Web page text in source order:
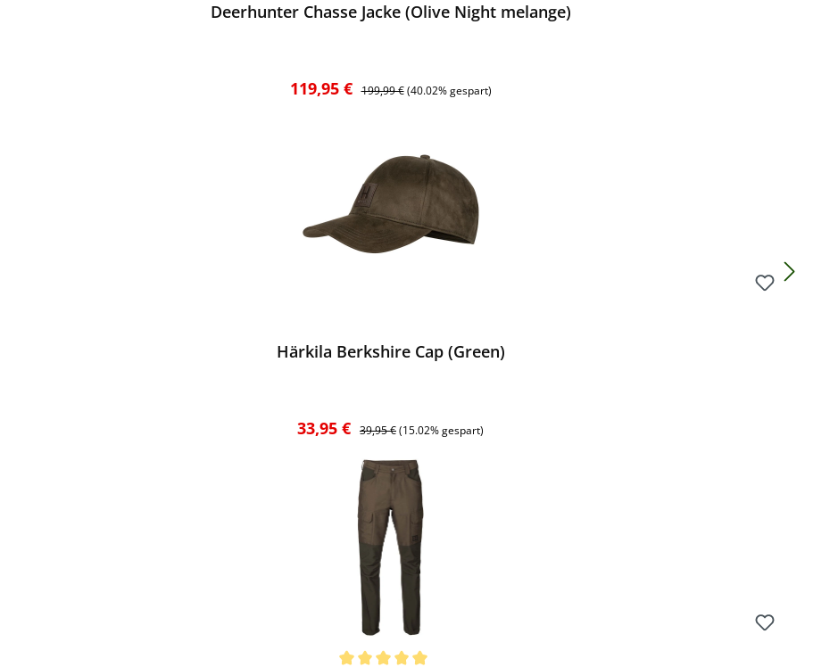
Deerhunter Chasse Jacke (Olive Night melange)
Verkaufspreis:
119,95 € Regulärer Preis:
199,99 € (40.02% gespart)
Härkila Berkshire Cap (Green)
Verkaufspreis:
33,95 € Regulärer Preis:
39,95 €(15.02% gespart)